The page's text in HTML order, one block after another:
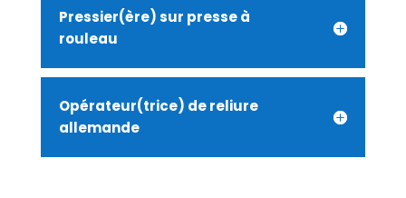
Pressier(ère) sur presse à
rouleau
Opérateur(trice) de reliure
allemande